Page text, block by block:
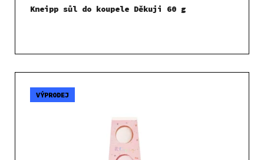
Kneipp sůl do koupele Děkuji 60 g
VÝPRODEJ